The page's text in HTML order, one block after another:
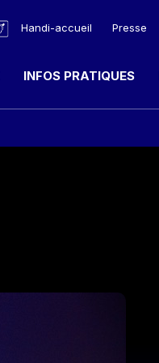
Handi-accueil Presse
INFOS PRATIQUES